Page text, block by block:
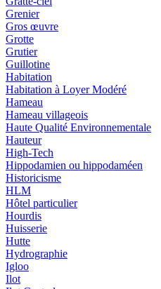
Grenier
Gros œuvre
Grotte
Grutier
Guillotine
Habitation
Habitation à Loyer Modéré
Hameau
Hameau villageois
Haute Qualité Environnementale
Hauteur
High-Tech
Hippodamien ou hippodaméen
Historicisme
HLM
Hôtel particulier
Hourdis
Huisserie
Hutte
Hydrographie
Igloo
Ilot